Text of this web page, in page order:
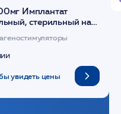
Имплантат
стерильный на
увидеть цены